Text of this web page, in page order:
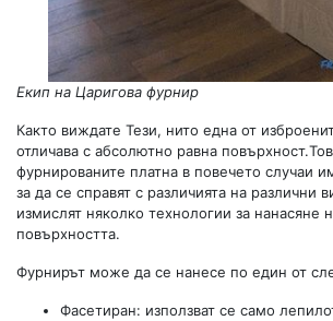
Екип на Царигова фурнир
Както виждате Тези, нито една от
отличава с абсолютно равна
фурнированите платна в повечето случаи
за да се справят с различията на различни
измислят няколко технологии за нанасяне
повърхността.
Фурнирът може да се нанесе по един от
Фасетиран: използват се само